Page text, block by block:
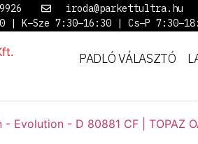
iroda@parkettultra.hu
| K–Sze 7:30–16:30 | Cs–P
PADLÓ VÁLASZTÓ